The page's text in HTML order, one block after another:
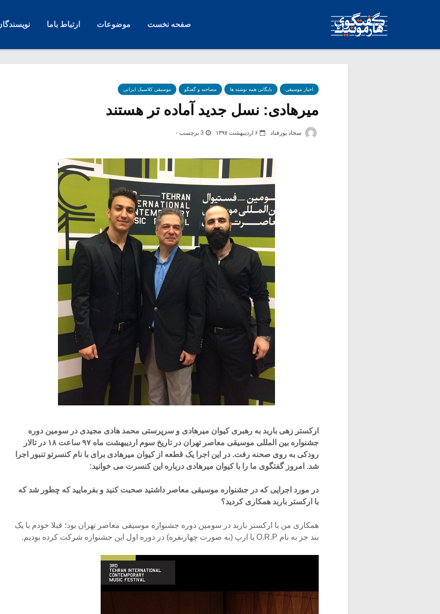
صفحه نخست موضوعات ارتباط باما
اخبار موسیقی بایگانی همه نوشته ها مصاحبه و گفتگو موسیقی کلاسیک ایرانی
میرهادی: نسل جدید آماده تر هستند
سجاد پورقناد ۶ اردیبهشت ۱۳۹۷ 3 برچسب -
ارکستر زهی باربد به رهبری کیوان میرهادی و سرپرستی محمد هادی مجیدی در سومین دوره
جشنواره بین المللی موسیقی معاصر تهران در تاریخ سوم اردیبهشت ماه ۹۷ ساعت ۱۸ در تالار
رودکی به روی صحنه رفت. در این اجرا یک قطعه از کیوان میرهادی برای با نام کنسرتو تنبور اجرا
شد. امروز گفتگوی ما را با کیوان میرهادی درباره این کنسرت می خوانید:
در مورد اجرایی که در جشنواره موسیقی معاصر داشتید صحبت کنید و بفرمایید که چطور شد که
با ارکستر باربد همکاری کردید؟
همکاری من با ارکستر باربد در سومین دوره جشنواره موسیقی معاصر تهران بود؛ قبلا خودم با یک
بند جز به نام O.R.P یا ارپ (به صورت چهارنفره) در دوره اول این جشنواره شرکت کرده بودیم.